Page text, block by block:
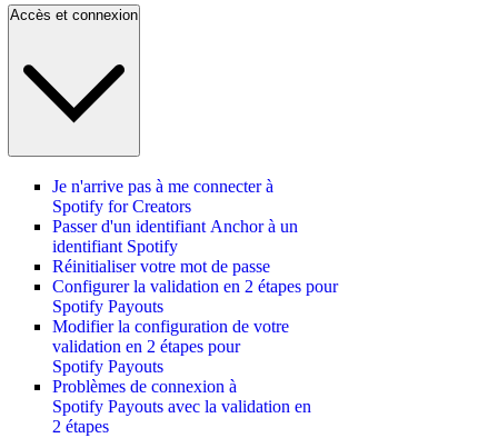
Accès et connexion
Je n'arrive pas à me connecter à
Spotify for Creators
Passer d'un identifiant Anchor à un
identifiant Spotify
Réinitialiser votre mot de passe
Configurer la validation en 2 étapes pour
Spotify Payouts
Modifier la configuration de votre
validation en 2 étapes pour
Spotify Payouts
Problèmes de connexion à
Spotify Payouts avec la validation en
2 étapes